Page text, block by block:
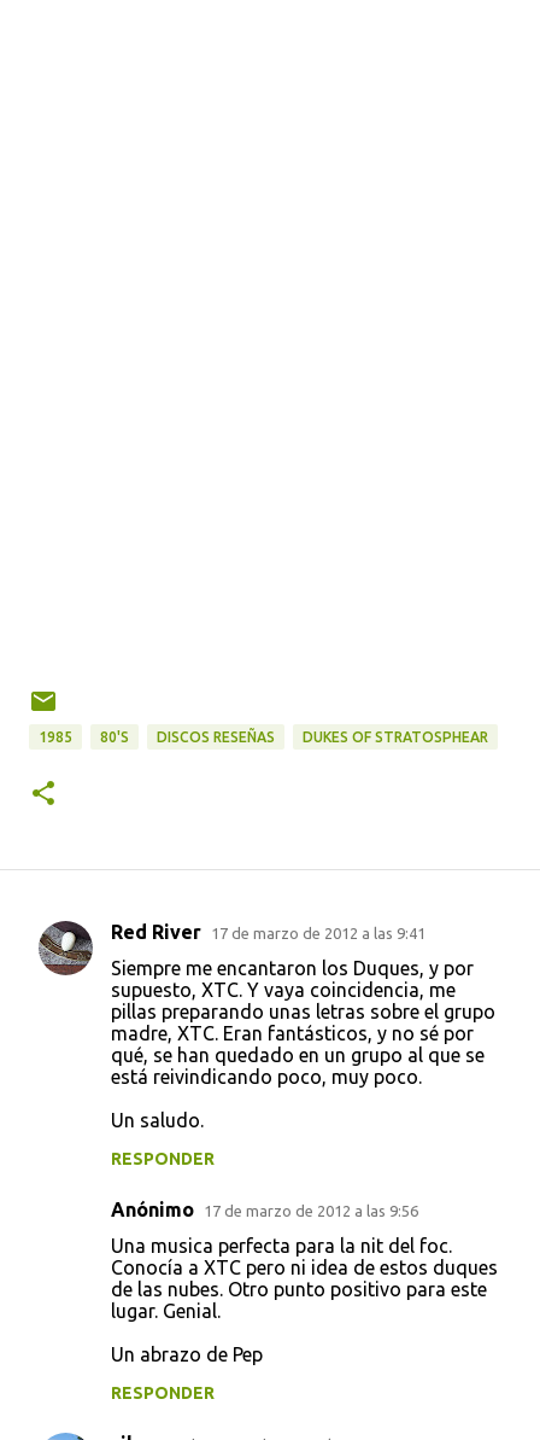
1985 80'S DISCOS RESEÑAS DUKES OF STRATOSPHEAR
C
Red River 17 de marzo de 2012 a las 9:41
Siempre me encantaron los Duques, y por
supuesto, XTC. Y vaya coincidencia, me
pillas preparando unas letras sobre el grupo
madre, XTC. Eran fantásticos, y no sé por
qué, se han quedado en un grupo al que se
está reivindicando poco, muy poco.
Un saludo.
RESPONDER
Anónimo 17 de marzo de 2012 a las 9:56
Una musica perfecta para la nit del foc.
Conocía a XTC pero ni idea de estos duques
de las nubes. Otro punto positivo para este
lugar. Genial.
Un abrazo de Pep
RESPONDER